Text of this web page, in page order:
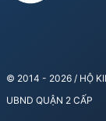
© 2014 - 2026 / HỘ
UBND QUẬN 2 CẤP